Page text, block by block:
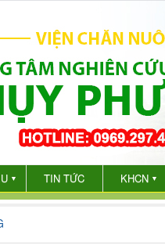
▼ TIN TỨC KHCN ▼